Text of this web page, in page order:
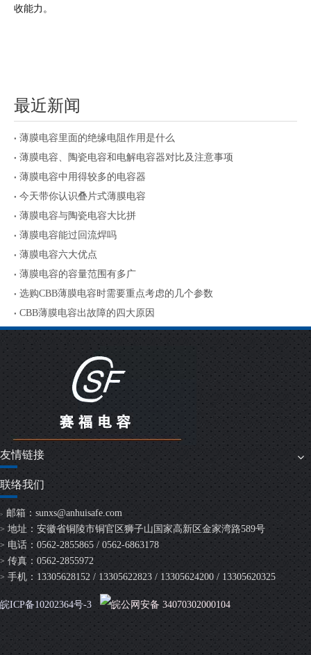
收能力。
最近新闻
薄膜电容里面的绝缘电阻作用是什么
薄膜电容、陶瓷电容和电解电容器对比及注意事项
薄膜电容中用得较多的电容器
今天带你认识叠片式薄膜电容
薄膜电容与陶瓷电容大比拼
薄膜电容能过回流焊吗
薄膜电容六大优点
薄膜电容的容量范围有多广
选购CBB薄膜电容时需要重点考虑的几个参数
CBB薄膜电容出故障的四大原因
友情链接
联络我们
> 邮箱： sunxs@anhuisafe.com
> 地址：安徽省铜陵市铜官区狮子山国家高新区金家湾路589号
> 电话：0562-2855865 / 0562-6863178
> 传真：0562-2855972
> 手机：13305628152 / 13305622823 / 13305624200 / 13305620325
皖ICP备10202364号-3 皖公网安备 34070302000104